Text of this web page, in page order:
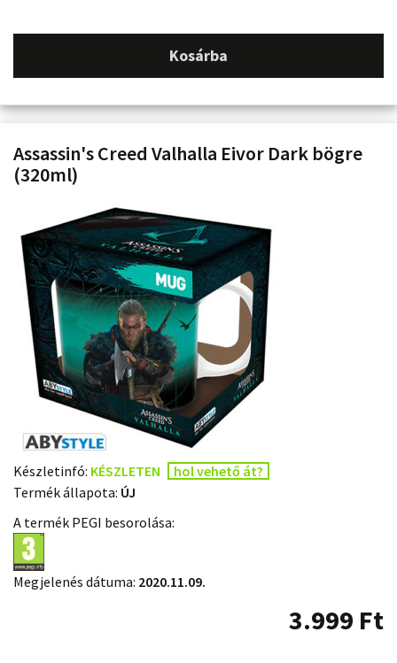
Kosárba
Assassin's Creed Valhalla Eivor Dark bögre
(320ml)
Készletinfó: KÉSZLETEN
hol vehető át?
Termék állapota: ÚJ
A termék PEGI besorolása:
Megjelenés dátuma: 2020.11.09.
3.999 Ft